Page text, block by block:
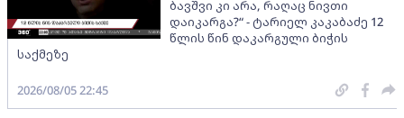
ბავშვი კი არა, რაღაც ნივთი
დაიკარგა?“ - ტარიელ კაკაბაძე 12
წლის წინ დაკარგული ბიჭის
საქმეზე
2026/08/05 22:45